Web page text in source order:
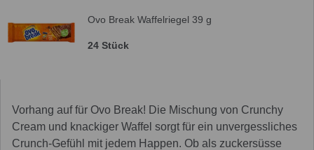
Ovo Break Waffelriegel 39 g
24 Stück
Vorhang auf für Ovo Break! Die Mischung von Crunchy
Cream und knackiger Waffel sorgt für ein unvergessliches
Crunch-Gefühl mit jedem Happen. Ob als zuckersüsse